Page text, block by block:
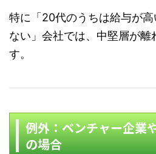
特に「20代のうちは給与が
ない」会社では、中堅層が離
す。
例外：ベンチャー企業
の場合